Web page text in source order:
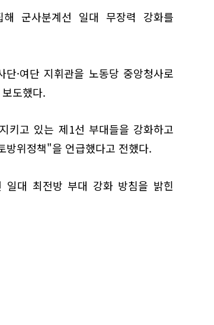
군사분계선 일대 무장력 강화를
·여단 지휘관을 노동당 중앙청사로
도했다.
키고 있는 제1선 부대들을 강화하고
방위정책"을 언급했다고 전했다.
대 최전방 부대 강화 방침을 밝힌